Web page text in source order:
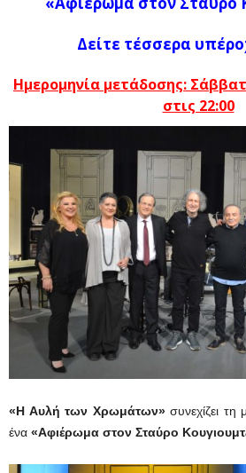
Δείτε τέσσερα
Ημερομηνία μετάδοσης:
στις 22:00
«Η Αυλή των Χρωμάτων»συνεχίζει τη
ένα «Αφιέρωμα στον Σταύρο